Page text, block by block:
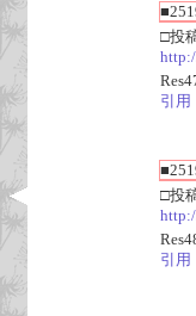
□投
引用
□投
引用